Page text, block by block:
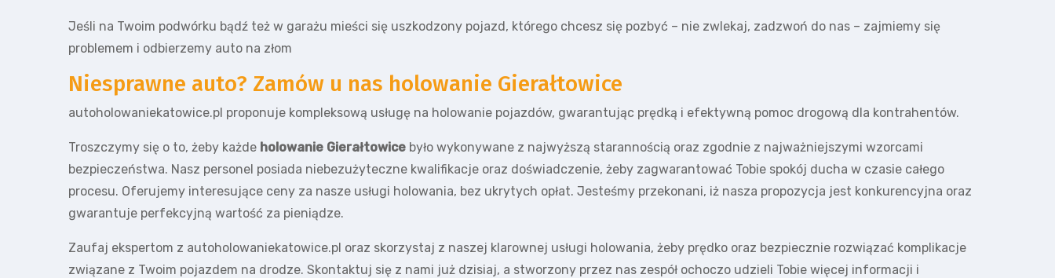
Jeśli na Twoim podwórku bądź też w garażu mieści się uszkodzony pojazd, którego chcesz się pozbyć – nie zwlekaj, zadzwoń do nas – zajmiemy się
problemem i odbierzemy auto na złom
Niesprawne auto? Zamów u nas holowanie Gierałtowice
autoholowaniekatowice.pl proponuje kompleksową usługę na holowanie pojazdów, gwarantując prędką i efektywną pomoc drogową dla kontrahentów.
Troszczymy się o to, żeby każde holowanie Gierałtowice było wykonywane z najwyższą starannością oraz zgodnie z najważniejszymi wzorcami
bezpieczeństwa. Nasz personel posiada niebezużyteczne kwalifikacje oraz doświadczenie, żeby zagwarantować Tobie spokój ducha w czasie całego
procesu. Oferujemy interesujące ceny za nasze usługi holowania, bez ukrytych opłat. Jesteśmy przekonani, iż nasza propozycja jest konkurencyjna oraz
gwarantuje perfekcyjną wartość za pieniądze.
Zaufaj ekspertom z autoholowaniekatowice.pl oraz skorzystaj z naszej klarownej usługi holowania, żeby prędko oraz bezpiecznie rozwiązać komplikacje
związane z Twoim pojazdem na drodze. Skontaktuj się z nami już dzisiaj, a stworzony przez nas zespół ochoczo udzieli Tobie więcej informacji i